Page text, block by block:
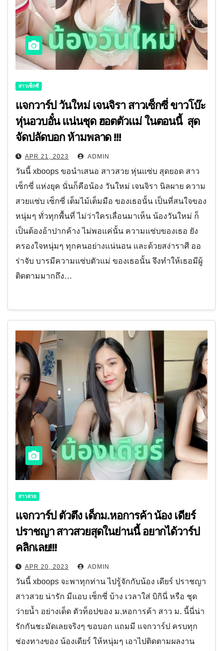
สาวเซ็กซี่
แจกวาร์ป วันใหม่ เจนจิรา สาวเซ็กซี่ ขาวโบ๊ะ
หุ่นอวบอั๋น แน่นชุด ฮอตตัวแม่ ในตอนนี้ สุด
จัดปลัดบอก ห้ามพลาด !!!
APR 21, 2023 ADMIN
วันนี้ xboops ขอนำเสนอ สาวสวย หุ่นแซ่บ สุดยอด สาว
เซ็กซี่ แห่งยุค นั่นก็คือน้อง วันใหม่ เจนจิรา นิลผาย ความ
สวยแซ่บ เซ็กซี่ เต็มไม้เต็มมือ ของเธอนั้น เป็นที่สนใจของ
หนุ่มๆ ทั่วทุกพื้นที่ ไม่ว่าใครเลื่อนมาเห็น น้องวันใหม่ ก็
เป็นต้องอ้าปากค้าง ไม่พอแค่นั้น ความแซ่บของเธอ ยัง
ครองใจหนุ่มๆ ทุกคนอย่างแน่นอน และด้วยสง่าราศี ออ
ร่าจับ บารมีความแซ่บตัวแม่ ของเธอนั้น จึงทำให้เธอมีผู้
ติดตามมากถึง…
สาวสวย
แจกวาร์ป ตัวตึง เด็กม.หอการค้า น้อง เดียร์
ปราชญา สาวสวยสุดในย่านนี้ อยากได้วาร์ป
คลิกเลย!!!
APR 20, 2023 ADMIN
วันนี้ xboops จะพาทุกท่าน ไปรู้จักกับน้อง เดียร์ ปราชญา
สาวสวย น่ารัก มีแอบ เซ็กซี่ บ้าง เวลาใส่ บิกินี่ หรือ ชุด
ว่ายน้ำ อย่างเด็ด ตัวท็อปของ ม.หอการค้า สาว ม. นี้นี่น่า
รักกันชะมัดเลยจริงๆ ขอบอก แถมมี แจกวาร์ป ครบทุก
ช่องทางของ น้องเดียร์ ให้หนุ่มๆ เอาไปติดตามผลงาน